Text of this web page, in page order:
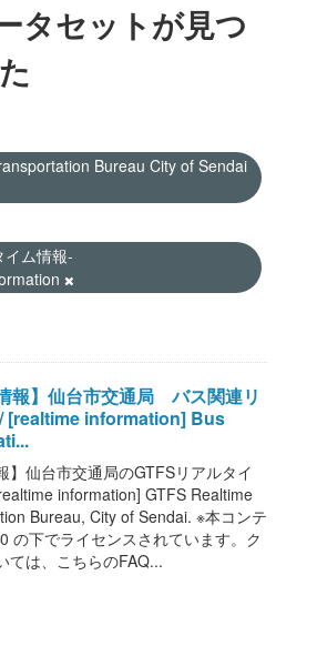
タセットが見つ
Bureau City of Sendai
イム情報-
報】仙台市交通局 バス関連リ
[realtime information] Bus
】仙台市交通局のGTFSリアルタイ
information] GTFS Realtime
Bureau, City of Sendai. ※本コンテ
の下でライセンスされています。ク
ては、こちらのFAQ...